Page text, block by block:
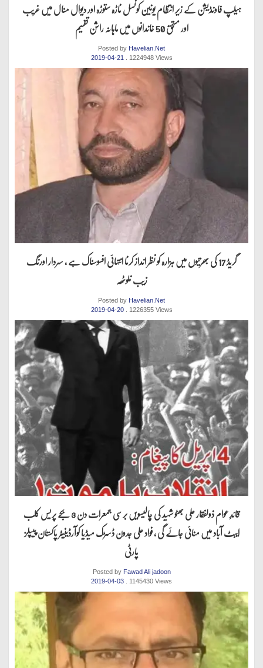
ہیلپ فاونڈیشن کے زیر انتظام یونین کونسل ناڑہ ستوڑہ اور دیوال منال میں غریب
اور مستحق 50 خاندانوں میں ماہانہ راشن تقسیم
Posted by Havelian.Net
2019-04-21
. 1224948 Views
گریڈ 17 کی بھرتیوں میں ہزارہ کو نظر انداز کرنا انتہائی افسوسناک ہے ، سردار اورنگ
زیب نلوٹھہ
Posted by Havelian.Net
2019-04-20 . 1226355 Views
قائدِ عوام ذولفقار علی بھٹو شہید کی چالیسویں برسی جمعرات دن 3 بجے پریس کلب
ایبٹ آباد میں منائی جائے گی ، فواد علی جدون ڈسڑک میڈیا کوآرڈینیٹر پاکستان پیپلز
پارٹی
Posted by Fawad Ali jadoon
2019-04-03
. 1145430 Views